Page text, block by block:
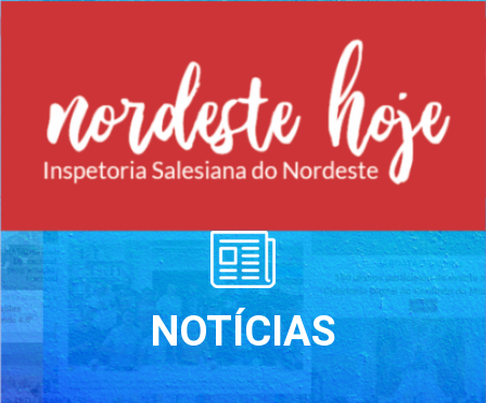
NOTÍCIAS